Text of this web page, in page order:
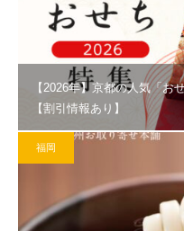
【2026年】京都の人気「お
【割引情報あり】
福岡